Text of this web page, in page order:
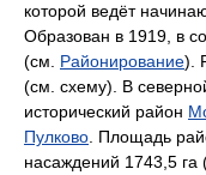
которой ведёт
Образован в 1919, в
(см. Районирование).
(см. схему). В
исторический район
Пулково . Площадь
насаждений 1743,5 га